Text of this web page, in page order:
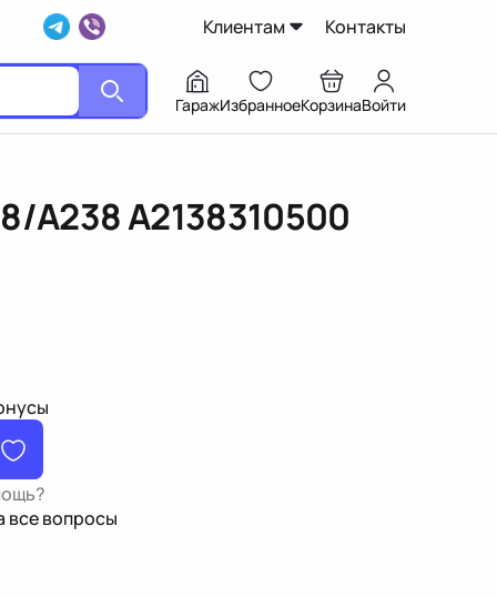
Клиентам Контакты
ГаражИзбранноеКорзинаВойти
A238A2138310500
все вопросы